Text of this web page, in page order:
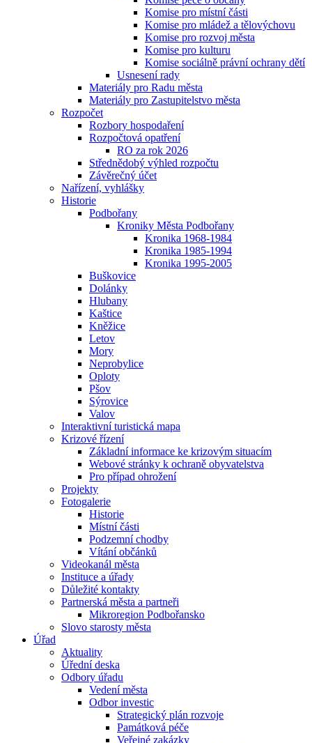
Komise pro místní části
Komise pro mládež a tělovýchovu
Komise pro rozvoj města
Komise pro kulturu
Komise sociálně právní ochrany dětí
Usnesení rady
Materiály pro Radu města
Materiály pro Zastupitelstvo města
Rozpočet
Rozbory hospodaření
Rozpočtová opatření
RO za rok 2026
Střednědobý výhled rozpočtu
Závěrečný účet
Nařízení, vyhlášky
Historie
Podbořany
Kroniky Města Podbořany
Kronika 1968-1984
Kronika 1985-1994
Kronika 1995-2005
Buškovice
Dolánky
Hlubany
Kaštice
Kněžice
Letov
Mory
Neprobylice
Oploty
Pšov
Sýrovice
Valov
Interaktivní turistická mapa
Krizové řízení
Základní informace ke krizovým situacím
Webové stránky k ochraně obyvatelstva
Pro případ ohrožení
Projekty
Fotogalerie
Historie
Místní části
Podzemní chodby
Vítání občánků
Videokanál města
Instituce a úřady
Důležité kontakty
Partnerská města a partneři
Mikroregion Podbořansko
Slovo starosty města
Úřad
Aktuality
Úřední deska
Odbory úřadu
Vedení města
Odbor investic
Strategický plán rozvoje
Památková péče
Veřejné zakázky